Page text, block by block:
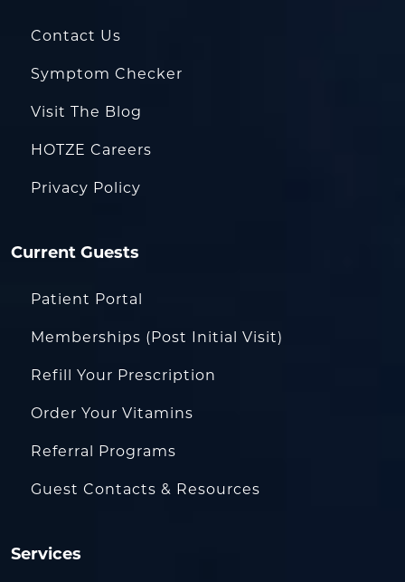
Contact Us
Symptom Checker
Visit The Blog
HOTZE Careers
Privacy Policy
Current Guests
Patient Portal
Memberships (Post Initial Visit)
Refill Your Prescription
Order Your Vitamins
Referral Programs
Guest Contacts & Resources
Services